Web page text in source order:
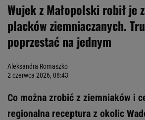
Wujek z Małopolski robił je
placków ziemniaczanych.
poprzestać na jednym
Aleksandra Romaszko
2 czerwca 2026, 08:43
Co można zrobić z ziemniaków i
regionalna receptura z okolic